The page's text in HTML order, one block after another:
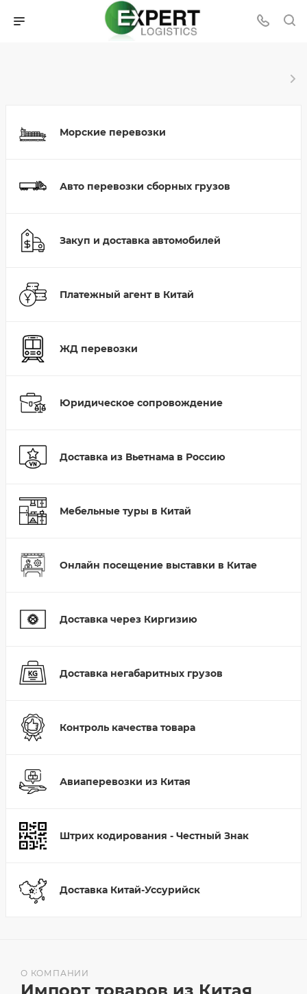
Морские перевозки
Авто перевозки сборных грузов
Закуп и доставка автомобилей
Платежный агент в Китай
ЖД перевозки
Юридическое сопровождение
Доставка из Вьетнама в Россию
Мебельные туры в Китай
Онлайн посещение выставки в Китае
Доставка через Киргизию
Доставка негабаритных грузов
Контроль качества товара
Авиаперевозки из Китая
Штрих кодирования - Честный Знак
Доставка Китай-Уссурийск
О КОМПАНИИ